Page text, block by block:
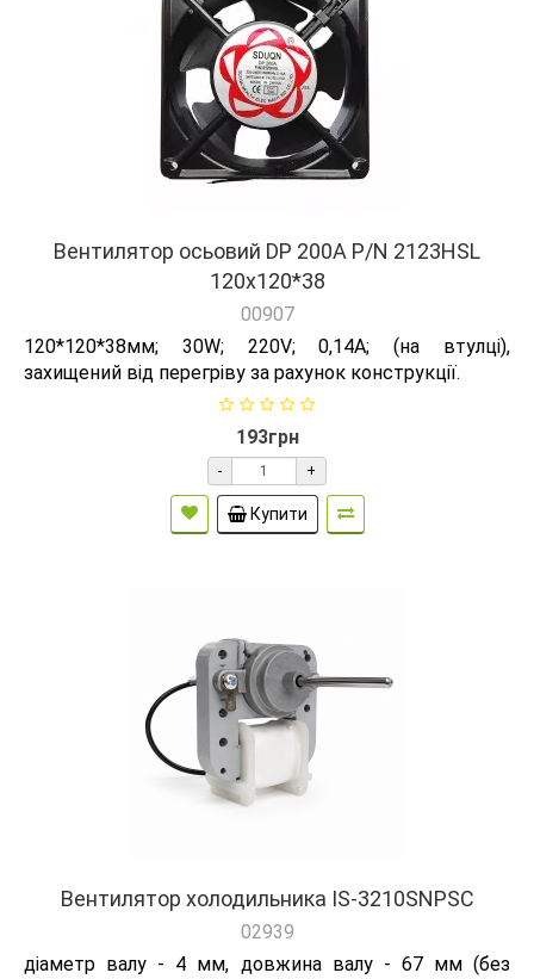
Вентилятор осьовий DP 200А P/N 2123HSL
120х120*38
00907
120*120*38мм; 30W; 220V; 0,14А; (на втулці),
захищений від перегріву за рахунок конструкції.
193грн
- +
Купити
Вентилятор холодильника IS-3210SNPSC
02939
діаметр валу - 4 мм, довжина валу - 67 мм (без